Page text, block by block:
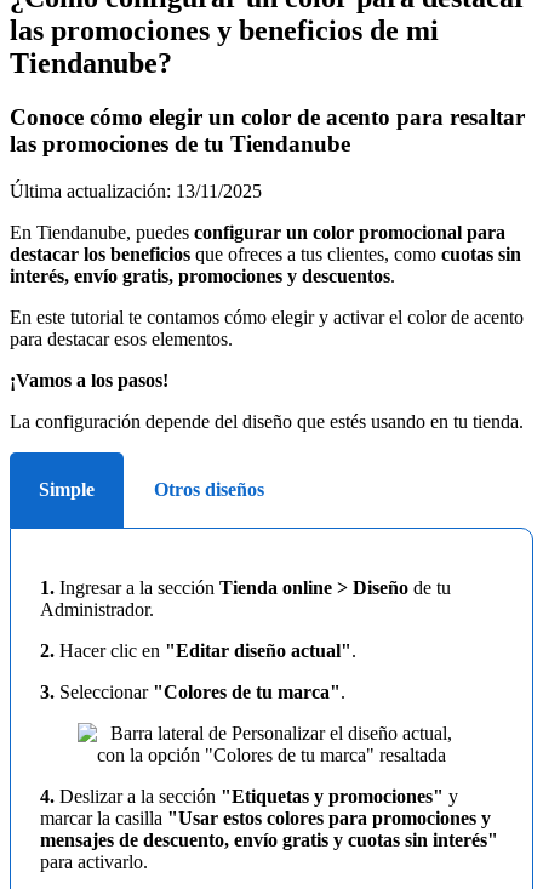
las promociones y beneficios de mi
Tiendanube?
Conoce cómo elegir un color de acento para resaltar
las promociones de tu Tiendanube
Última actualización: 13/11/2025
En Tiendanube, puedes configurar un color promocional para
destacar los beneficios que ofreces a tus clientes, como cuotas sin
interés, envío gratis, promociones y descuentos.
En este tutorial te contamos cómo elegir y activar el color de acento
para destacar esos elementos.
¡Vamos a los pasos!
La configuración depende del diseño que estés usando en tu tienda.
Simple Otros diseños
1. Ingresar a la sección Tienda online > Diseño de tu
Administrador.
2. Hacer clic en "Editar diseño actual".
3. Seleccionar "Colores de tu marca".
4. Deslizar a la sección "Etiquetas y promociones" y
marcar la casilla "Usar estos colores para promociones y
mensajes de descuento, envío gratis y cuotas sin interés"
para activarlo.